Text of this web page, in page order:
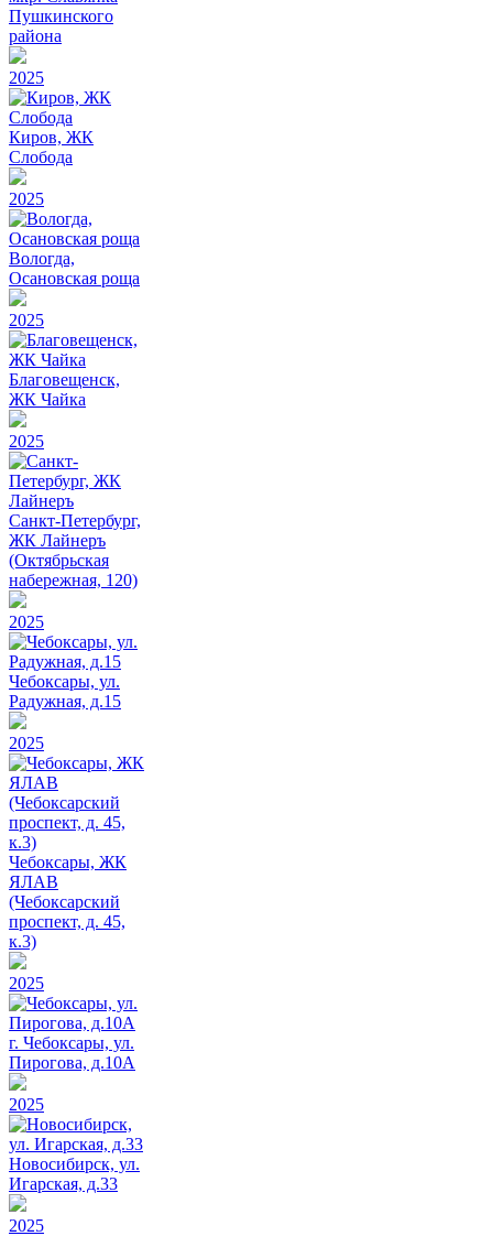
Пушкинского
района
2025
Киров, ЖК
Слобода
2025
Вологда,
Осановская роща
2025
Благовещенск,
ЖК Чайка
2025
Санкт-Петербург,
ЖК Лайнеръ
(Октябрьская
набережная, 120)
2025
Чебоксары, ул.
Радужная, д.15
2025
Чебоксары, ЖК
ЯЛАВ
(Чебоксарский
проспект, д. 45,
к.3)
2025
г. Чебоксары, ул.
Пирогова, д.10А
2025
Новосибирск, ул.
Игарская, д.33
2025